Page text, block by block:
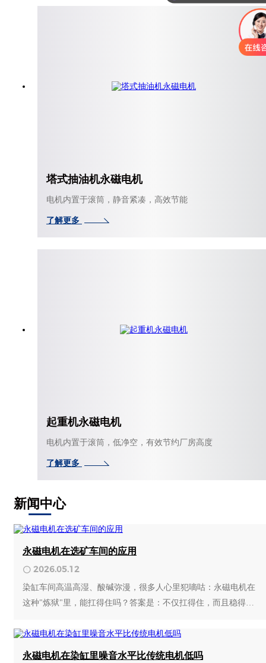
塔式抽油机永磁电机
电机内置于滚筒，静音紧凑，高效节能
了解更多
起重机永磁电机
电机内置于滚筒，低净空，有效节约厂房高度
了解更多
新闻中心
永磁电机在选矿车间的应用
2026.05.12
染缸车间高温高湿、酸碱弥漫，很多人心里犯嘀咕：永磁电机在
这种"炼狱"里，能扛得住吗？答案是：不仅扛得住，而且稳得超
永磁电机在染缸里噪音水平比传统电机低吗